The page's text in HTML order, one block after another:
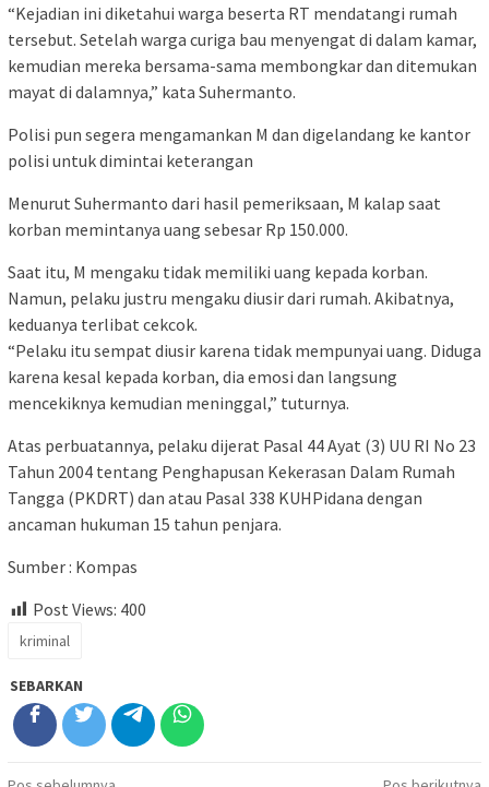
“Kejadian ini diketahui warga beserta RT mendatangi rumah
tersebut. Setelah warga curiga bau menyengat di dalam kamar,
kemudian mereka bersama-sama membongkar dan ditemukan
mayat di dalamnya,” kata Suhermanto.
Polisi pun segera mengamankan M dan digelandang ke kantor
polisi untuk dimintai keterangan
Menurut Suhermanto dari hasil pemeriksaan, M kalap saat
korban memintanya uang sebesar Rp 150.000.
Saat itu, M mengaku tidak memiliki uang kepada korban.
Namun, pelaku justru mengaku diusir dari rumah. Akibatnya,
keduanya terlibat cekcok.
“Pelaku itu sempat diusir karena tidak mempunyai uang. Diduga
karena kesal kepada korban, dia emosi dan langsung
mencekiknya kemudian meninggal,” tuturnya.
Atas perbuatannya, pelaku dijerat Pasal 44 Ayat (3) UU RI No 23
Tahun 2004 tentang Penghapusan Kekerasan Dalam Rumah
Tangga (PKDRT) dan atau Pasal 338 KUHPidana dengan
ancaman hukuman 15 tahun penjara.
Sumber : Kompas
Post Views: 400
kriminal
SEBARKAN